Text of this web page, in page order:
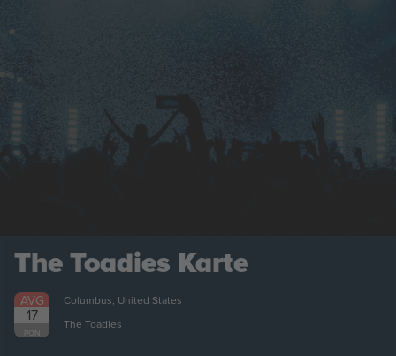
The Toadies Karte
AVG
17
PON
Columbus, United States
The Toadies